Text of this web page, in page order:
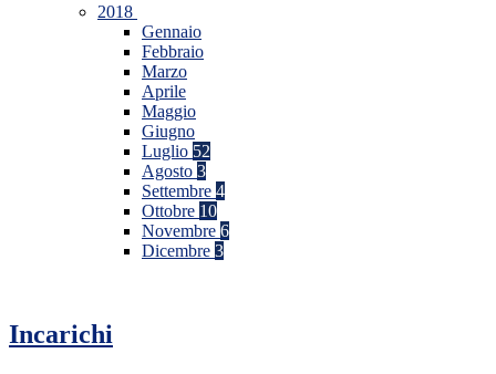
2018
Gennaio
Febbraio
Marzo
Aprile
Maggio
Giugno
Luglio 52
Agosto 3
Settembre 4
Ottobre 10
Novembre 6
Dicembre 3
Incarichi